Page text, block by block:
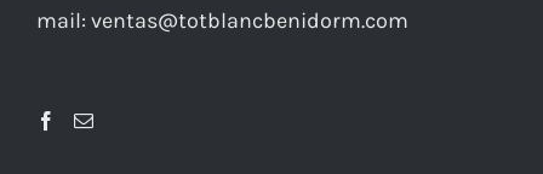
mail: ventas@totblancbenidorm.com